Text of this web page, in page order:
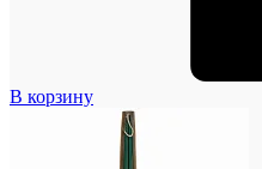
В корзину